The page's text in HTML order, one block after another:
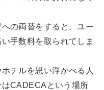
の両替をすると、ユー
手数料を取られてしま
テルを思い浮かべる人
CADECAという場所